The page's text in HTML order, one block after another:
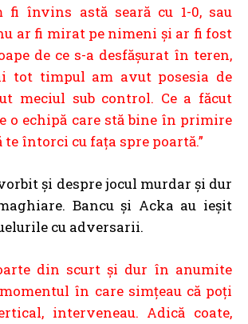
fi învins astă seară cu 1-0, sau
ar fi mirat pe nimeni şi ar fi fost
de ce s-a desfăşurat în teren,
tot timpul am avut posesia de
meciul sub control. Ce a făcut
o echipă care stă bine în primire
te întorci cu faţa spre poartă.”
și despre jocul murdar și dur
Bancu și Acka au ieșit
cu adversarii.
din scurt şi dur în anumite
în care simţeau că poţi
interveneau. Adică coate,